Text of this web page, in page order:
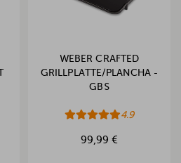
WEBER CRAFTED
GRILLPLATTE/PLANCHA -
GBS
4.9
99,99 €